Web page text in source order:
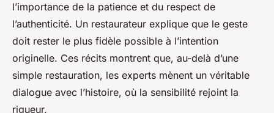
l’importance de la patience et du respect de
l’authenticité. Un restaurateur explique que le geste
doit rester le plus fidèle possible à l’intention
originelle. Ces récits montrent que, au-delà d’une
simple restauration, les experts mènent un véritable
dialogue avec l’histoire, où la sensibilité rejoint la
rigueur.